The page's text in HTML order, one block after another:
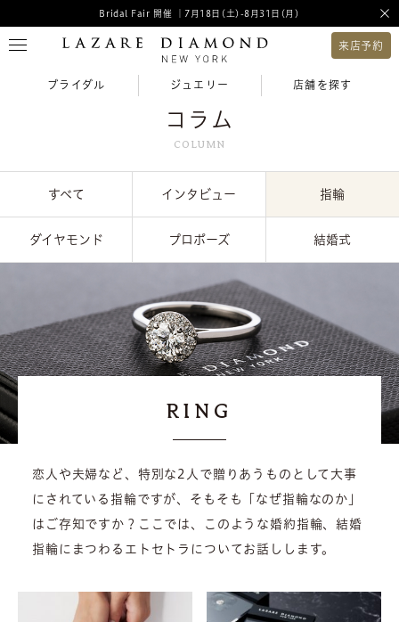
Bridal Fair 開催 ｜7月18日(土)-8月31日(月)
来店予約
ブライダル ジュエリー 店舗を探す
コラム
COLUMN
すべて インタビュー 指輪
ダイヤモンド プロポーズ 結婚式
RING
恋人や夫婦など、特別な2人で贈りあうものとして大事
にされている指輪ですが、そもそも「なぜ指輪なのか」
はご存知ですか？ここでは、このような婚約指輪、結婚
指輪にまつわるエトセトラについてお話しします。